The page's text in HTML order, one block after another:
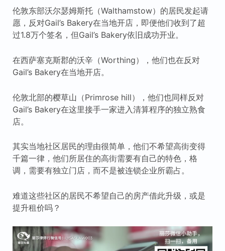
伦敦东部沃尔瑟姆斯托（Walthamstow）的居民发起请
愿，反对Gail’s Bakery在当地开店，即便他们收到了超
过1.8万个签名，但Gail’s Bakery依旧成功开业。
在西萨塞克斯郡的沃辛（Worthing），他们也在反对
Gail’s Bakery在当地开店。
伦敦北部的樱草山（Primrose hill），他们也同样反对
Gail’s Bakery在这里接手一家进入清算程序的独立熟食
店。
其实当地社区居民的理由很简单，他们不希望高街变得
千篇一律，他们所居住的高街需要有自己的特色，格
调，需要有独立门店，而不是被连锁企业所霸占。
难道这些社区的居民不希望自己的房产借此升级，或是
提升租价吗？